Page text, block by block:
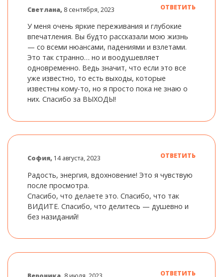
Светлана, 8 сентября, 2023 ОТВЕТИТЬ
У меня очень яркие переживания и глубокие
впечатления. Вы будто рассказали мою жизнь
— со всеми нюансами, падениями и взлетами.
Это так странно… но и воодушевляет
одновременно. Ведь значит, что если это все
уже известно, то есть выходы, которые
известны кому-то, но я просто пока не знаю о
них. Спасибо за ВЫХОДЫ!
София, 14 августа, 2023 ОТВЕТИТЬ
Радость, энергия, вдохновение! Это я чувствую
после просмотра.
Спасибо, что делаете это. Спасибо, что так
ВИДИТЕ. Спасибо, что делитесь — душевно и
без назиданий!
ОТВЕТИТЬ